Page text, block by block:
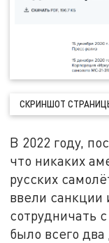
СКРИНШОТ СТРАНИЦЫ
В 2022 году,
что никаких
русских
ввели санкции
сотрудничать
было всего два